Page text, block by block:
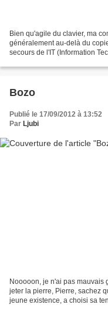
Bien qu'agile du clavier, ma
généralement au-delà du
secours de l'IT (Information
Bozo
Publié le 17/09/2012 à 13:52
Par Ljubi
Nooooon, je n'ai pas mauvais
jeter la pierre, Pierre, sachez
jeune existence, a choisi sa